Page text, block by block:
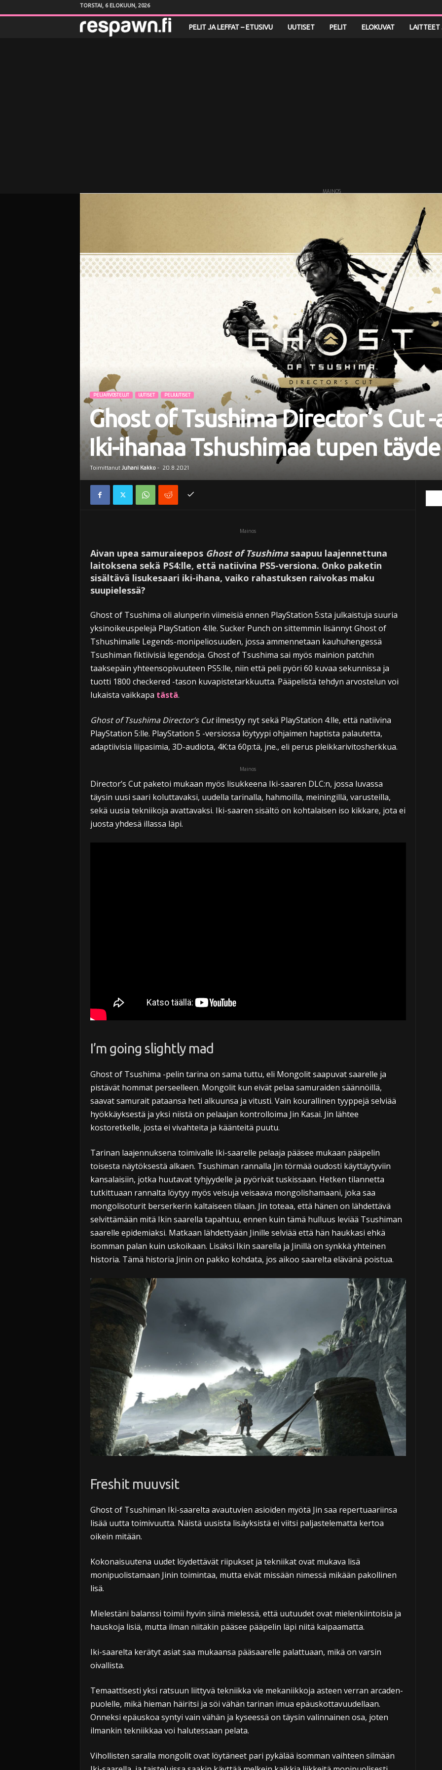
TORSTAI, 6 ELOKUUN, 2026
PELIT JA LEFFAT – ETUSIVU UUTISET PELIT ELOKUVAT LAITTEET
MAINOS
PELIARVOSTELUT UUTISET PELIUUTISET
Ghost of Tsushima Director’s Cut
Iki-ihanaa Tshushimaa tupen
Toimittanut Juhani Kakko- 20.8.2021
Mainos
Aivan upea samuraieepos Ghost of Tsushimasaapuu laajennettuna
laitoksena sekä PS4:lle, että natiivina PS5-versiona. Onko paketin
sisältävä lisukesaari iki-ihana, vaiko rahastuksen raivokas maku
suupielessä?
Ghost of Tsushima oli alunperin viimeisiä ennen PlayStation 5:sta julkaistuja suuria
yksinoikeuspelejä PlayStation 4:lle. Sucker Punch on sittemmin lisännyt Ghost of
Tshushimalle Legends-monipeliosuuden, jossa ammennetaan kauhuhengessä
Tsushiman fiktiivisiä legendoja. Ghost of Tsushima sai myös mainion patchin
taaksepäin yhteensopivuuteen PS5:lle, niin että peli pyöri 60 kuvaa sekunnissa ja
tuotti 1800 checkered -tason kuvapistetarkkuutta. Pääpelistä tehdyn arvostelun voi
lukaista vaikkapa tästä.
Ghost of Tsushima Director’s Cutilmestyy nyt sekä PlayStation 4:lle, että natiivina
PlayStation 5:lle. PlayStation 5 -versiossa löytyypi ohjaimen haptista palautetta,
adaptiivisia liipasimia, 3D-audiota, 4K:ta 60p:tä, jne., eli perus pleikkarivitosherkkua.
Mainos
Director’s Cut paketoi mukaan myös lisukkeena Iki-saaren DLC:n, jossa luvassa
täysin uusi saari koluttavaksi, uudella tarinalla, hahmoilla, meiningillä, varusteilla,
sekä uusia tekniikoja avattavaksi. Iki-saaren sisältö on kohtalaisen iso kikkare, jota ei
juosta yhdesä illassa läpi.
I’m going slightly mad
Ghost of Tsushima -pelin tarina on sama tuttu, eli Mongolit saapuvat saarelle ja
pistävät hommat perseelleen. Mongolit kun eivät pelaa samuraiden säännöillä,
saavat samurait pataansa heti alkuunsa ja vitusti. Vain kourallinen tyyppejä selviää
hyökkäyksestä ja yksi niistä on pelaajan kontrolloima Jin Kasai. Jin lähtee
kostoretkelle, josta ei vivahteita ja käänteitä puutu.
Tarinan laajennuksena toimivalle Iki-saarelle pelaaja pääsee mukaan pääpelin
toisesta näytöksestä alkaen. Tsushiman rannalla Jin törmää oudosti käyttäytyviin
kansalaisiin, jotka huutavat tyhjyydelle ja pyörivät tuskissaan. Hetken tilannetta
tutkittuaan rannalta löytyy myös veisuja veisaava mongolishamaani, joka saa
mongolisoturit berserkerin kaltaiseen tilaan. Jin toteaa, että hänen on lähdettävä
selvittämään mitä Ikin saarella tapahtuu, ennen kuin tämä hulluus leviää Tsushiman
saarelle epidemiaksi. Matkaan lähdettyään Jinille selviää että hän haukkasi ehkä
isomman palan kuin uskoikaan. Lisäksi Ikin saarella ja Jinillä on synkkä yhteinen
historia. Tämä historia Jinin on pakko kohdata, jos aikoo saarelta elävänä poistua.
Freshit muuvsit
Ghost of Tsushiman Iki-saarelta avautuvien asioiden myötä Jin saa repertuaariinsa
lisää uutta toimivuutta. Näistä uusista lisäyksistä ei viitsi paljastelematta kertoa
oikein mitään.
Kokonaisuutena uudet löydettävät riipukset ja tekniikat ovat mukava lisä
monipuolistamaan Jinin toimintaa, mutta eivät missään nimessä mikään pakollinen
lisä.
Mielestäni balanssi toimii hyvin siinä mielessä, että uutuudet ovat mielenkiintoisia ja
hauskoja lisiä, mutta ilman niitäkin pääsee pääpelin läpi niitä kaipaamatta.
Iki-saarelta kerätyt asiat saa mukaansa pääsaarelle palattuaan, mikä on varsin
oivallista.
Temaattisesti yksi ratsuun liittyvä tekniikka vie mekaniikkoja asteen verran arcaden-
puolelle, mikä hieman häiritsi ja söi vähän tarinan imua epäuskottavuudellaan.
Onneksi epäuskoa syntyi vain vähän ja kyseessä on täysin valinnainen osa, joten
ilmankin tekniikkaa voi halutessaan pelata.
Vihollisten saralla mongolit ovat löytäneet pari pykälää isomman vaihteen silmään